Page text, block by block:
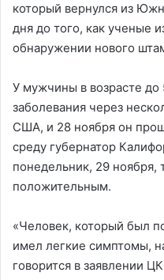
который вернулся из
дня до того, как ученые
обнаружении нового
У мужчины в возрасте
заболевания через
США, и 28 ноября он
среду губернатор
понедельник, 29 ноября,
положительным.
«Человек, который был
имел легкие симптомы,
говорится в заявлении